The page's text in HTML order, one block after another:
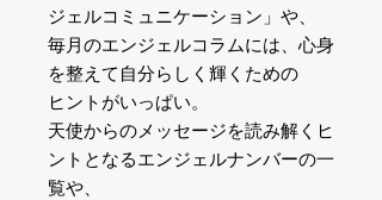
ジェルコミュニケーション」や、
毎月のエンジェルコラムには、心身
を整えて自分らしく輝くための
ヒントがいっぱい。
天使からのメッセージを読み解くヒ
ントとなるエンジェルナンバーの一
覧や、